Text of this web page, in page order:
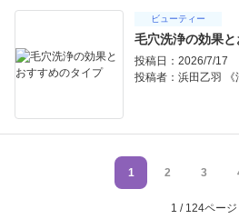
ビューティー
毛穴洗浄の効果
投稿日：2026/7/17
投稿者： 浜田乙羽 《
1 2 3
1 / 124ページ